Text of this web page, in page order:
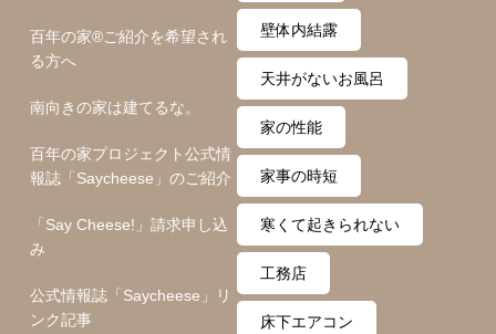
百年の家®️ご紹介を希望され
る方へ
南向きの家は建てるな。
百年の家プロジェクト公式情
報誌「Saycheese」のご紹介
「Say Cheese!」請求申し込
み
公式情報誌「Saycheese」リ
ンク記事
壁体内結露
天井がないお風呂
家の性能
家事の時短
寒くて起きられない
工務店
床下エアコン